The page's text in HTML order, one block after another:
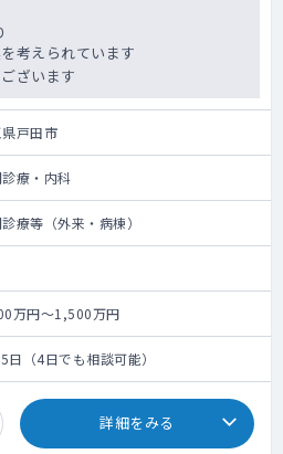
考えられています
ざいます
戸田市
療・内科
療等（外来・病棟）
万円～1,500万円
日（4日でも相談可能）
詳細をみる